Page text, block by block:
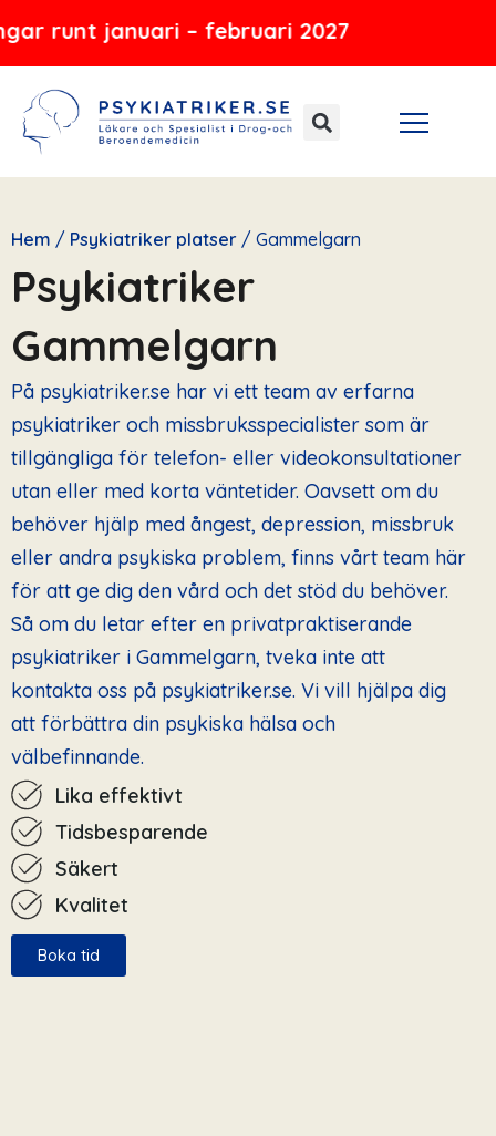
– februari 2027
innehåll
Hem / Psykiatriker platser / Gammelgarn
Psykiatriker
Gammelgarn
På psykiatriker.se har vi ett team av erfarna
psykiatriker och missbruksspecialister som är
tillgängliga för telefon- eller videokonsultationer
utan eller med korta väntetider. Oavsett om du
behöver hjälp med ångest, depression, missbruk
eller andra psykiska problem, finns vårt team här
för att ge dig den vård och det stöd du behöver.
Så om du letar efter en privatpraktiserande
psykiatriker i Gammelgarn, tveka inte att
kontakta oss på psykiatriker.se. Vi vill hjälpa dig
att förbättra din psykiska hälsa och
välbefinnande.
Lika effektivt
Tidsbesparende
Säkert
Kvalitet
Boka tid